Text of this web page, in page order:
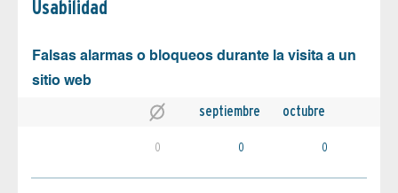
Usabilidad
Falsas alarmas o bloqueos durante la visita a un
sitio web
septiembre octubre
0 0 0